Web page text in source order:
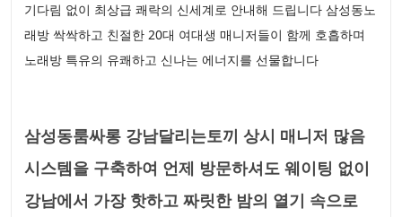
기다림 없이 최상급 쾌락의 신세계로 안내해 드립니다 삼성동노
래방 싹싹하고 친절한 20대 여대생 매니저들이 함께 호흡하며
노래방 특유의 유쾌하고 신나는 에너지를 선물합니다
삼성동룸싸롱 강남달리는토끼 상시 매니저 많음
시스템을 구축하여 언제 방문하셔도 웨이팅 없이
강남에서 가장 핫하고 짜릿한 밤의 열기 속으로